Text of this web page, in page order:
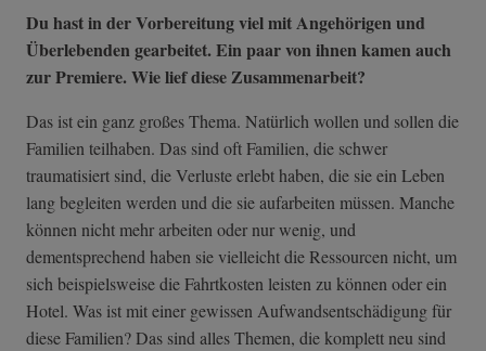
Du hast in der Vorbereitung viel mit Angehörigen und
Überlebenden gearbeitet. Ein paar von ihnen kamen auch
zur Premiere. Wie lief diese Zusammenarbeit?
Das ist ein ganz großes Thema. Natürlich wollen und sollen die
Familien teilhaben. Das sind oft Familien, die schwer
traumatisiert sind, die Verluste erlebt haben, die sie ein Leben
lang begleiten werden und die sie aufarbeiten müssen. Manche
können nicht mehr arbeiten oder nur wenig, und
dementsprechend haben sie vielleicht die Ressourcen nicht, um
sich beispielsweise die Fahrtkosten leisten zu können oder ein
Hotel. Was ist mit einer gewissen Aufwandsentschädigung für
diese Familien? Das sind alles Themen, die komplett neu sind